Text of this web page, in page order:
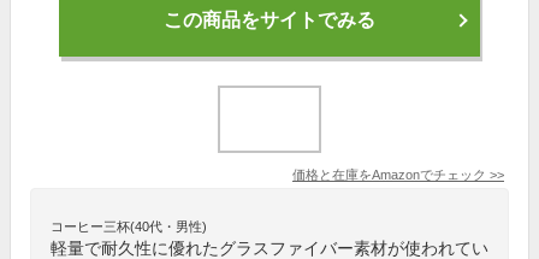
この商品をサイトでみる
価格と在庫をAmazonでチェック >>
コーヒー三杯(40代・男性)
軽量で耐久性に優れたグラスファイバー素材が使われてい